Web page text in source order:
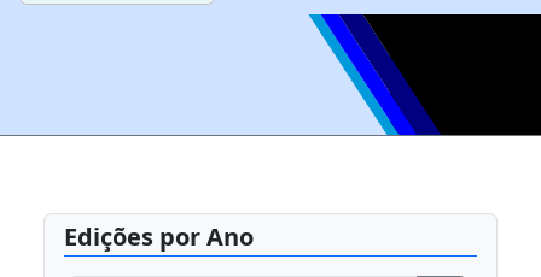
Edições por Ano